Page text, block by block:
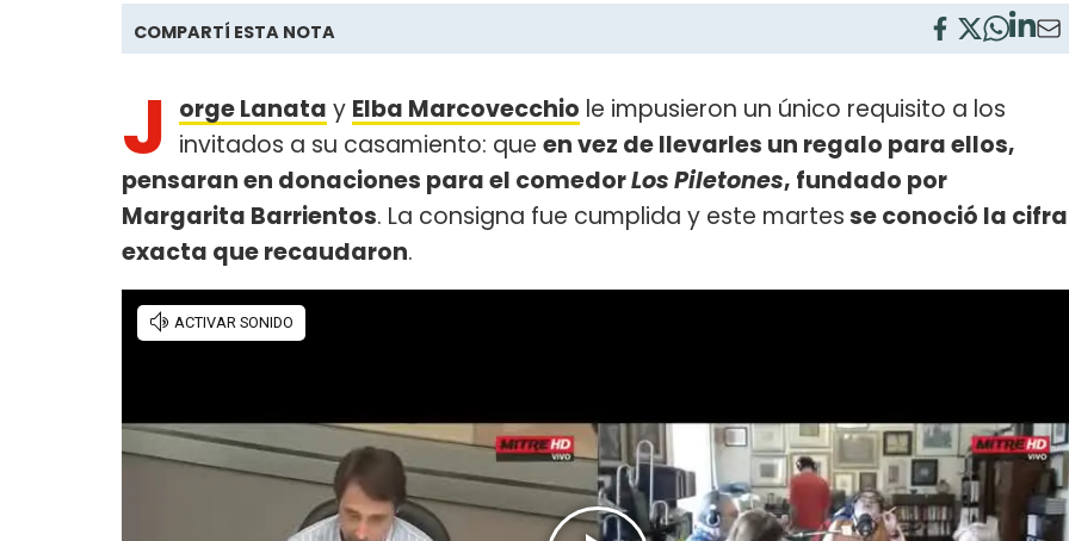
COMPARTÍ ESTA NOTA
J orge Lanata y Elba Marcovecchio le impusieron un único requisito a los
invitados a su casamiento: que en vez de llevarles un regalo para ellos,
pensaran en donaciones para el comedorLos Piletones, fundado por
Margarita Barrientos. La consigna fue cumplida y este martesse conoció la cifra
exacta que recaudaron.